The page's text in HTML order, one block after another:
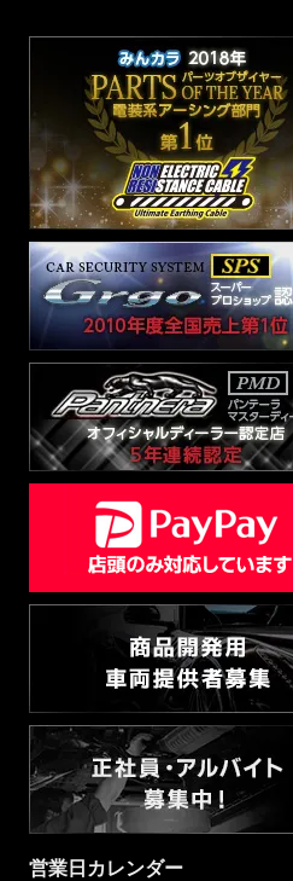
営業日カレンダー